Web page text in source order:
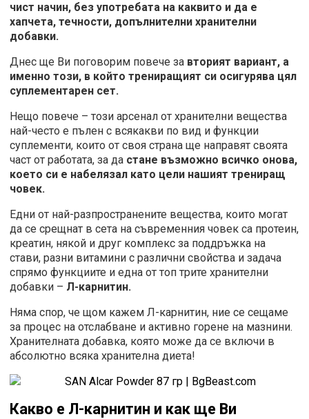
чист начин, без употребата на каквито и да е
хапчета, течности, допълнителни хранителни
добавки.
Днес ще Ви поговорим повече за вторият вариант, а
именно този, в който трениращият си осигурява цял
суплементарен сет.
Нещо повече – този арсенал от хранителни вещества
най-често е пълен с всякакви по вид и функции
суплементи, които от своя страна ще направят своята
част от работата, за да стане възможно всичко онова,
което си е набелязал като цели нашият трениращ
човек.
Едни от най-разпространените вещества, които могат
да се срещнат в сета на съвременния човек са протеин,
креатин, някой и друг комплекс за поддръжка на
стави, разни витамини с различни свойства и задача
спрямо функциите и една от топ трите хранителни
добавки – Л-карнитин.
Няма спор, че щом кажем Л-карнитин, ние се сещаме
за процес на отслабване и активно горене на мазнини.
Хранителната добавка, която може да се включи в
абсолютно всяка хранителна диета!
Какво е Л-карнитин и как ще Ви